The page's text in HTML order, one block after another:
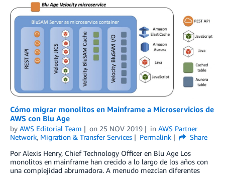
Cómo migrar monolitos en Mainframe a Microservicios de
AWS con Blu Age
by AWS Editorial Team on 25 NOV 2019 in AWS Partner
Network, Migration & Transfer Services Permalink
Share
Por Alexis Henry, Chief Technology Officer en Blu Age Los
monolitos en mainframe han crecido a lo largo de los años con
una complejidad abrumadora. A menudo mezclan diferentes